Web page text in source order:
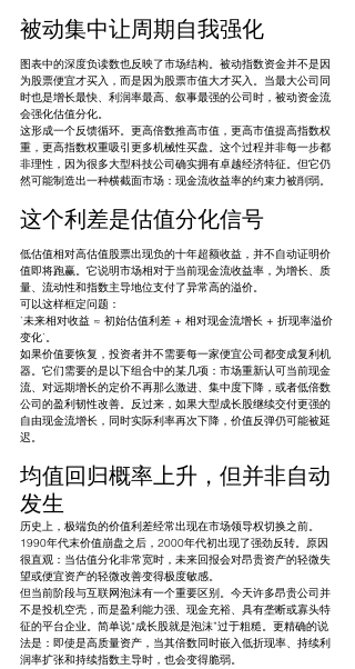
被动集中让周期自我强化
图表中的深度负读数也反映了市场结构。被动指数资金并不是因
为股票便宜才买入，而是因为股票市值大才买入。当最大公司同
时也是增长最快、利润率最高、叙事最强的公司时，被动资金流
会强化估值分化。
这形成一个反馈循环。更高倍数推高市值，更高市值提高指数权
重，更高指数权重吸引更多机械性买盘。这个过程并非每一步都
非理性，因为很多大型科技公司确实拥有卓越经济特征。但它仍
然可能制造出一种横截面市场：现金流收益率的约束力被削弱。
这个利差是估值分化信号
低估值相对高估值股票出现负的十年超额收益，并不自动证明价
值即将跑赢。它说明市场相对于当前现金流收益率，为增长、质
量、流动性和指数主导地位支付了异常高的溢价。
可以这样框定问题：
`未来相对收益 ≈ 初始估值利差 + 相对现金流增长 + 折现率溢价
变化`。
如果价值要恢复，投资者并不需要每一家便宜公司都变成复利机
器。它们需要的是以下组合中的某几项：市场重新认可当前现金
流、对远期增长的定价不再那么激进、集中度下降，或者低倍数
公司的盈利韧性改善。反过来，如果大型成长股继续交付更强的
自由现金流增长，同时实际利率再次下降，价值反弹仍可能被延
迟。
均值回归概率上升，但并非自动
发生
历史上，极端负的价值利差经常出现在市场领导权切换之前。
1990年代末价值崩盘之后，2000年代初出现了强劲反转。原因
很直观：当估值分化非常宽时，未来回报会对昂贵资产的轻微失
望或便宜资产的轻微改善变得极度敏感。
但当前阶段与互联网泡沫有一个重要区别。今天许多昂贵公司并
不是投机空壳，而是盈利能力强、现金充裕、具有垄断或寡头特
征的平台企业。简单说“成长股就是泡沫”过于粗糙。更精确的说
法是：即使是高质量资产，当其倍数同时嵌入低折现率、持续利
润率扩张和持续指数主导时，也会变得脆弱。